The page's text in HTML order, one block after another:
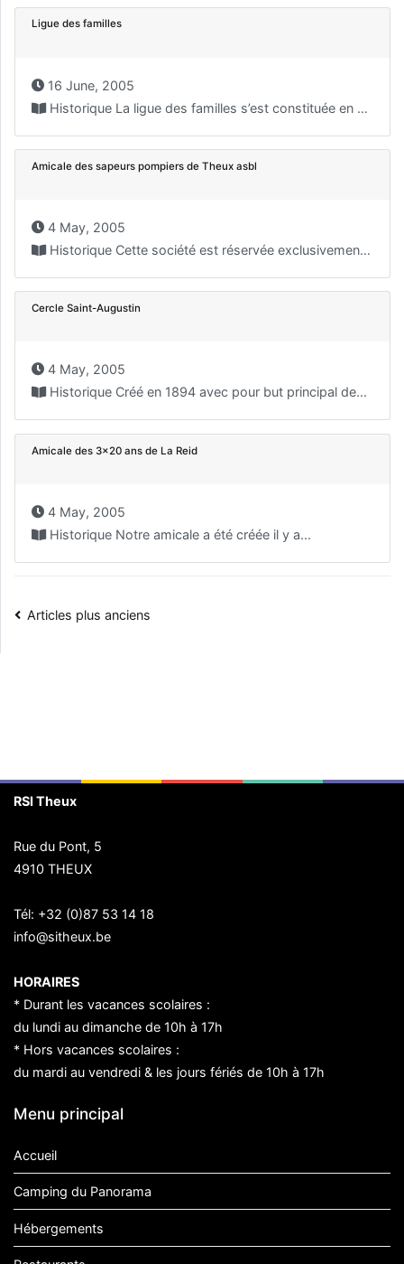
Ligue des familles
16 June, 2005
Historique La ligue des familles s’est constituée en 1921....
Amicale des sapeurs pompiers de Theux asbl
4 May, 2005
Historique Cette société est réservée exclusivement aux pompiers et...
Cercle Saint-Augustin
4 May, 2005
Historique Créé en 1894 avec pour but principal de...
Amicale des 3×20 ans de La Reid
4 May, 2005
Historique Notre amicale a été créée il y a...
Navigation
Articles plus anciens
RSI Theux
Rue du Pont, 5
4910 THEUX
Tél: +32 (0)87 53 14 18
info@sitheux.be
HORAIRES
* Durant les vacances scolaires :
du lundi au dimanche de 10h à 17h
* Hors vacances scolaires :
du mardi au vendredi & les jours fériés de 10h à 17h
Menu principal
Accueil
Camping du Panorama
Hébergements